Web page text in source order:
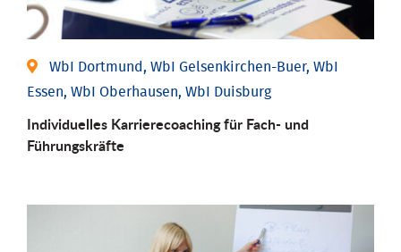
WbI Dortmund, WbI Gelsenkirchen-Buer, WbI
Essen, WbI Oberhausen, WbI Duisburg
Individu­elles Karrierecoaching für Fach-­ und
Führungs­kräfte